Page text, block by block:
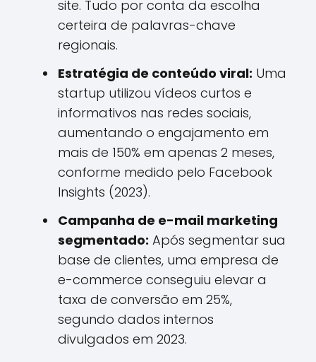
site. Tudo por conta da escolha
certeira de palavras-chave
regionais.
Estratégia de conteúdo viral: Uma
startup utilizou vídeos curtos e
informativos nas redes sociais,
aumentando o engajamento em
mais de 150% em apenas 2 meses,
conforme medido pelo Facebook
Insights (2023).
Campanha de e-mail marketing
segmentado: Após segmentar sua
base de clientes, uma empresa de
e-commerce conseguiu elevar a
taxa de conversão em 25%,
segundo dados internos
divulgados em 2023.